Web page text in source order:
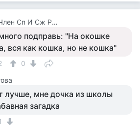
Вадим Козлов-Член Сп И Сж России.будут Вопросы -Звоните 8 926 571 18 95
подправь: "На окошке
вся как кошка, но не кошка"
0
лучше, мне дочка из школы
загадка